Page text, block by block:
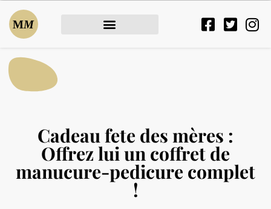
Cadeau fete des mères :
Offrez lui un coffret de
manucure-pedicure complet
!